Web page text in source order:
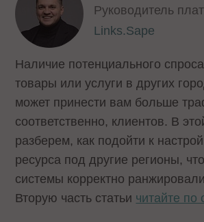
Руководитель
Links.Sape
Наличие потенциального
товары или услуги в других
может принести вам больше
соответственно, клиентов. В
разберем, как подойти к
ресурса под другие регионы,
системы корректно
Вторую часть статьи читайте по